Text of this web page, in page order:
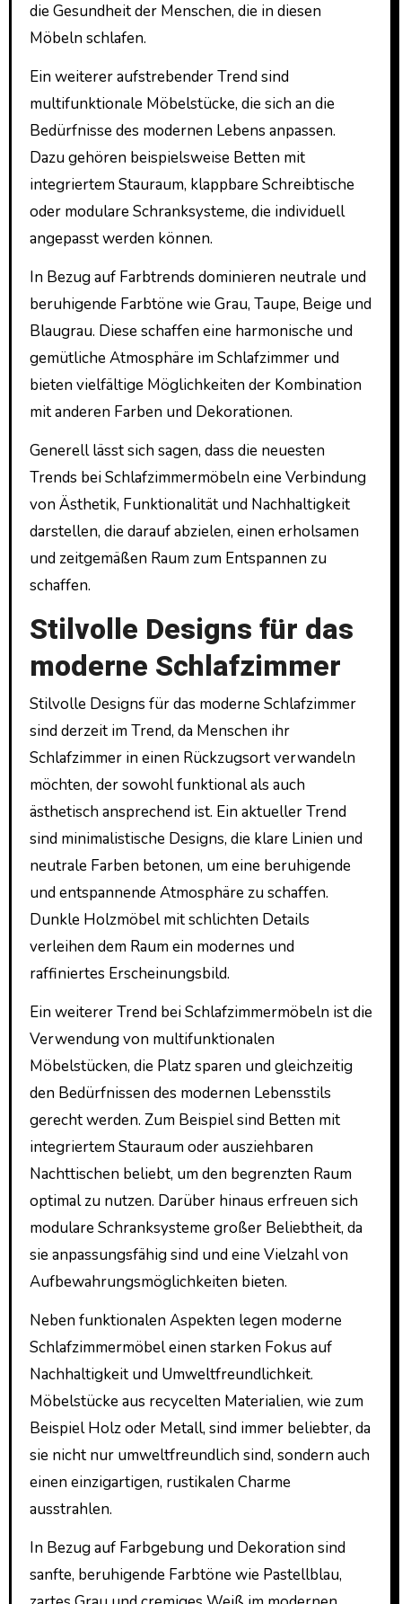
die Gesundheit der Menschen, die in diesen
Möbeln schlafen.
Ein weiterer aufstrebender Trend sind
multifunktionale Möbelstücke, die sich an die
Bedürfnisse des modernen Lebens anpassen.
Dazu gehören beispielsweise Betten mit
integriertem Stauraum, klappbare Schreibtische
oder modulare Schranksysteme, die individuell
angepasst werden können.
In Bezug auf Farbtrends dominieren neutrale und
beruhigende Farbtöne wie Grau, Taupe, Beige und
Blaugrau. Diese schaffen eine harmonische und
gemütliche Atmosphäre im Schlafzimmer und
bieten vielfältige Möglichkeiten der Kombination
mit anderen Farben und Dekorationen.
Generell lässt sich sagen, dass die neuesten
Trends bei Schlafzimmermöbeln eine Verbindung
von Ästhetik, Funktionalität und Nachhaltigkeit
darstellen, die darauf abzielen, einen erholsamen
und zeitgemäßen Raum zum Entspannen zu
schaffen.
Stilvolle Designs für das
moderne Schlafzimmer
Stilvolle Designs für das moderne Schlafzimmer
sind derzeit im Trend, da Menschen ihr
Schlafzimmer in einen Rückzugsort verwandeln
möchten, der sowohl funktional als auch
ästhetisch ansprechend ist. Ein aktueller Trend
sind minimalistische Designs, die klare Linien und
neutrale Farben betonen, um eine beruhigende
und entspannende Atmosphäre zu schaffen.
Dunkle Holzmöbel mit schlichten Details
verleihen dem Raum ein modernes und
raffiniertes Erscheinungsbild.
Ein weiterer Trend bei Schlafzimmermöbeln ist die
Verwendung von multifunktionalen
Möbelstücken, die Platz sparen und gleichzeitig
den Bedürfnissen des modernen Lebensstils
gerecht werden. Zum Beispiel sind Betten mit
integriertem Stauraum oder ausziehbaren
Nachttischen beliebt, um den begrenzten Raum
optimal zu nutzen. Darüber hinaus erfreuen sich
modulare Schranksysteme großer Beliebtheit, da
sie anpassungsfähig sind und eine Vielzahl von
Aufbewahrungsmöglichkeiten bieten.
Neben funktionalen Aspekten legen moderne
Schlafzimmermöbel einen starken Fokus auf
Nachhaltigkeit und Umweltfreundlichkeit.
Möbelstücke aus recycelten Materialien, wie zum
Beispiel Holz oder Metall, sind immer beliebter, da
sie nicht nur umweltfreundlich sind, sondern auch
einen einzigartigen, rustikalen Charme
ausstrahlen.
In Bezug auf Farbgebung und Dekoration sind
sanfte, beruhigende Farbtöne wie Pastellblau,